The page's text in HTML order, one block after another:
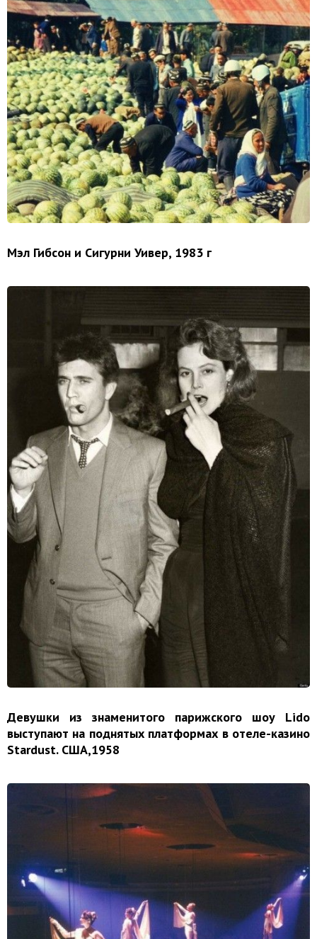
Мэл Гибсон и Сигурни Уивер, 1983 г
Девушки из знаменитого парижского шоу Lido
выступают на поднятых платформах в отеле-казино
Stardust. США,1958